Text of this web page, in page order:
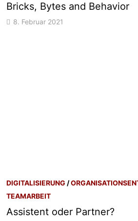
Bricks, Bytes and Behavior
8. Februar 2021
DIGITALISIERUNG /
TEAMARBEIT
Assistent oder Partner?